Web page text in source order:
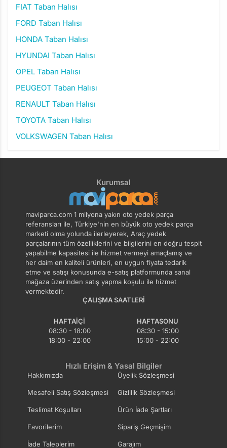
FIAT Taban Halısı
FORD Taban Halısı
HONDA Taban Halısı
HYUNDAI Taban Halısı
OPEL Taban Halısı
PEUGEOT Taban Halısı
RENAULT Taban Halısı
TOYOTA Taban Halısı
VOLKSWAGEN Taban Halısı
Kurumsal
maviparca.com 1 milyona yakın oto yedek parça
referansları ile, Türkiye'nin en büyük oto yedek parça
marketi olma yolunda ilerleyerek, Araç yedek
parçalarının tüm özelliklerini ve bilgilerini en doğru tespit
yapabilme kapasitesi ile hizmet vermeyi amaçlamış ve
her daim en kaliteli ürünleri, en uygun fiyata tedarik
etme ve satışı konusunda e-satış platformunda sanal
mağaza üzerinden satış yapma koşulu ile hizmet
vermektedir.
ÇALIŞMA SAATLERI
HAFTAIÇI
08:30 - 18:00
18:00 - 22:00
HAFTASONU
08:30 - 15:00
15:00 - 22:00
Hızlı Erişim & Yasal Bilgiler
Hakkımızda Üyelik Sözleşmesi
Mesafeli Satış Sözleşmesi Gizlilik Sözleşmesi
Teslimat Koşulları Ürün İade Şartları
Favorilerim Sipariş Geçmişim
İade Taleplerim Garajım